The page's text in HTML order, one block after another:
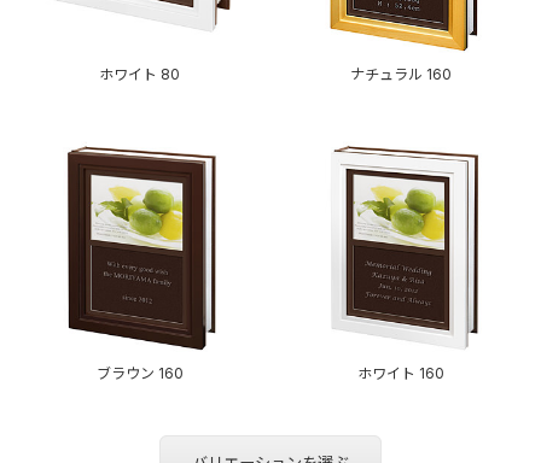
ホワイト 80 ナチュラル 160
ブラウン 160 ホワイト 160